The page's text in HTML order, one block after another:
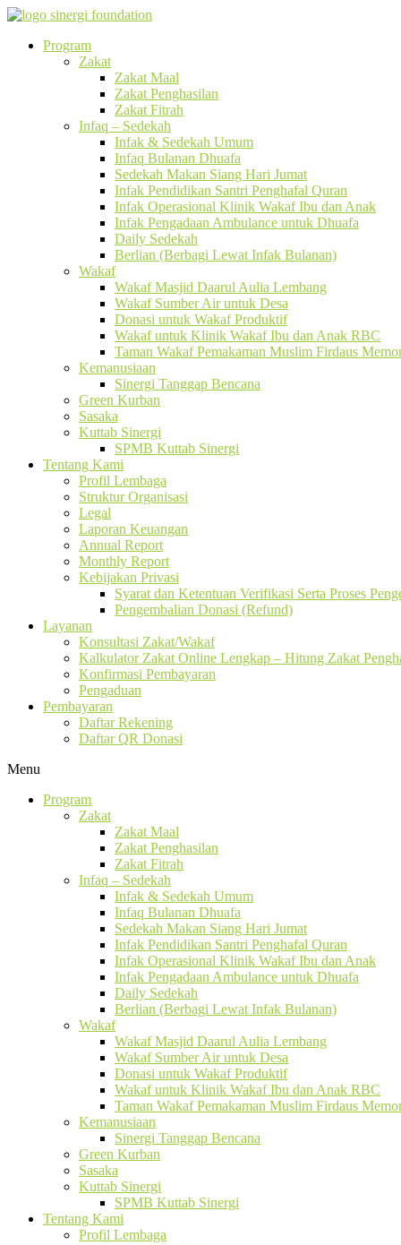
Program
Zakat
Zakat Maal
Zakat Penghasilan
Zakat Fitrah
Infaq – Sedekah
Infak & Sedekah Umum
Infaq Bulanan Dhuafa
Sedekah Makan Siang Hari Jumat
Infak Pendidikan Santri Penghafal Quran
Infak Operasional Klinik Wakaf Ibu dan Anak
Infak Pengadaan Ambulance untuk Dhuafa
Daily Sedekah
Berlian (Berbagi Lewat Infak Bulanan)
Wakaf
Wakaf Masjid Daarul Aulia Lembang
Wakaf Sumber Air untuk Desa
Donasi untuk Wakaf Produktif
Wakaf untuk Klinik Wakaf Ibu dan Anak RBC
Taman Wakaf Pemakaman Muslim Firdaus
Kemanusiaan
Sinergi Tanggap Bencana
Green Kurban
Sasaka
Kuttab Sinergi
SPMB Kuttab Sinergi
Tentang Kami
Profil Lembaga
Struktur Organisasi
Legal
Laporan Keuangan
Annual Report
Monthly Report
Kebijakan Privasi
Syarat dan Ketentuan Verifikasi Serta Proses
Pengembalian Donasi (Refund)
Layanan
Konsultasi Zakat/Wakaf
Kalkulator Zakat Online Lengkap – Hitung Zakat
Konfirmasi Pembayaran
Pengaduan
Pembayaran
Daftar Rekening
Daftar QR Donasi
Menu
Program
Zakat
Zakat Maal
Zakat Penghasilan
Zakat Fitrah
Infaq – Sedekah
Infak & Sedekah Umum
Infaq Bulanan Dhuafa
Sedekah Makan Siang Hari Jumat
Infak Pendidikan Santri Penghafal Quran
Infak Operasional Klinik Wakaf Ibu dan Anak
Infak Pengadaan Ambulance untuk Dhuafa
Daily Sedekah
Berlian (Berbagi Lewat Infak Bulanan)
Wakaf
Wakaf Masjid Daarul Aulia Lembang
Wakaf Sumber Air untuk Desa
Donasi untuk Wakaf Produktif
Wakaf untuk Klinik Wakaf Ibu dan Anak RBC
Taman Wakaf Pemakaman Muslim Firdaus
Kemanusiaan
Sinergi Tanggap Bencana
Green Kurban
Sasaka
Kuttab Sinergi
SPMB Kuttab Sinergi
Tentang Kami
Profil Lembaga